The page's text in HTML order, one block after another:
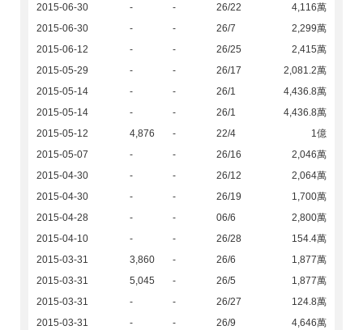
2015-06-30
- - 26/22
4,116萬
2015-06-30
- - 26/7
2,299萬
2015-06-12
- - 26/25
2,415萬
2015-05-29
- - 26/17
2,081.2萬
2015-05-14
- - 26/1
4,436.8萬
2015-05-14
- - 26/1
4,436.8萬
2015-05-12
4,876 - 22/4
1億
2015-05-07
- - 26/16
2,046萬
2015-04-30
- - 26/12
2,064萬
2015-04-30
- - 26/19
1,700萬
2015-04-28
- - 06/6
2,800萬
2015-04-10
- - 26/28
154.4萬
2015-03-31
3,860 - 26/6
1,877萬
2015-03-31
5,045 - 26/5
1,877萬
2015-03-31
- - 26/27
124.8萬
2015-03-31
- - 26/9 4,646萬